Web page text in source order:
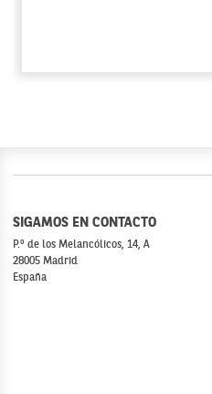
SIGAMOS EN CONTACTO
P.º de los Melancólicos, 14, A
28005 Madrid
España